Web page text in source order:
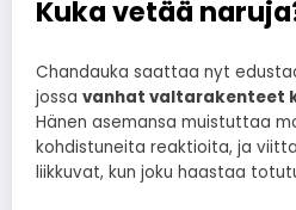
Kuka vetää
Chandauka saattaa nyt
jossa vanhat valtarakenteet
Hänen asemansa muistuttaa
kohdistuneita reaktioita, ja
liikkuvat, kun joku haastaa